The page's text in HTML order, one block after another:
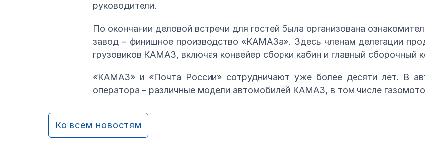
руководители.
По окончании деловой встречи для гостей была организована
завод – финишное производство «КАМАЗа». Здесь членам делегации
грузовиков КАМАЗ, включая конвейер сборки кабин и главный сборочный
«КАМАЗ» и «Почта России» сотрудничают уже более десяти лет. В
оператора – различные модели автомобилей КАМАЗ, в том числе
Ко всем новостям